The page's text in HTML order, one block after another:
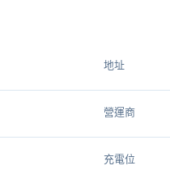
地址
營運商
充電位